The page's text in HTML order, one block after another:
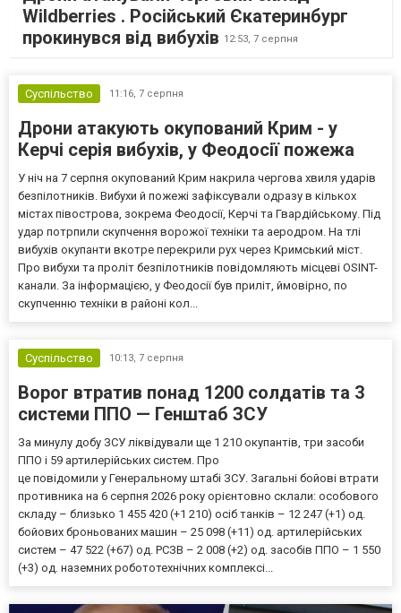
Wildberries . Російський Єкатеринбург
прокинувся від вибухів 12:53, 7 серпня
Суспільство 11:16, 7 серпня
Дрони атакують окупований Крим - у
Керчі серія вибухів, у Феодосії пожежа
У ніч на 7 серпня окупований Крим накрила чергова хвиля ударів
безпілотників. Вибухи й пожежі зафіксували одразу в кількох
містах півострова, зокрема Феодосії, Керчі та Гвардійському. Під
удар потрпили скупчення ворожої техніки та аеродром. На тлі
вибухів окупанти вкотре перекрили рух через Кримський міст.
Про вибухи та проліт безпілотників повідомляють місцеві OSINT-
канали. За інформацією, у Феодосії був приліт, ймовірно, по
скупченню техніки в районі кол...
Суспільство 10:13, 7 серпня
Ворог втратив понад 1200 солдатів та 3
системи ППО — Генштаб ЗСУ
За минулу добу ЗСУ ліквідували ще 1 210 окупантів, три засоби
ППО і 59 артилерійських систем. Про
це повідомили у Генеральному штабі ЗСУ. Загальні бойові втрати
противника на 6 серпня 2026 року орієнтовно склали: особового
складу – близько 1 455 420 (+1 210) осіб танків – 12 247 (+1) од.
бойових броньованих машин – 25 098 (+11) од. артилерійських
систем – 47 522 (+67) од. РСЗВ – 2 008 (+2) од. засобів ППО – 1 550
(+3) од. наземних робототехнічних комплексі...